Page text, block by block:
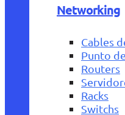
Networking
Cables
Punto
Routers
Racks
Switchs